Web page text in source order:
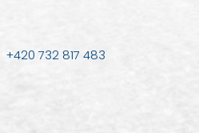
+420 732 817 483